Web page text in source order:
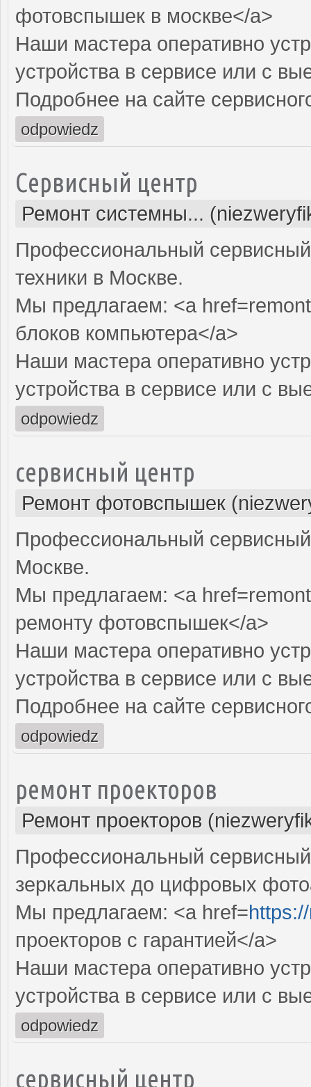
фотовспышек в москве</a>
Наши мастера оперативно
устройства в сервисе или с
Подробнее на сайте
odpowiedz
Сервисный центр
Ремонт системны...
Профессиональный
техники в Москве.
Мы предлагаем: <a
блоков компьютера</a>
Наши мастера оперативно
устройства в сервисе или с
odpowiedz
сервисный центр
Ремонт фотовспышек
Профессиональный
Москве.
Мы предлагаем: <a
ремонту фотовспышек</a>
Наши мастера оперативно
устройства в сервисе или с
Подробнее на сайте
odpowiedz
ремонт проекторов
Ремонт проекторов
Профессиональный
зеркальных до цифровых
Мы предлагаем: <a href=
проекторов с гарантией</a>
Наши мастера оперативно
устройства в сервисе или с
odpowiedz
сервисный центр